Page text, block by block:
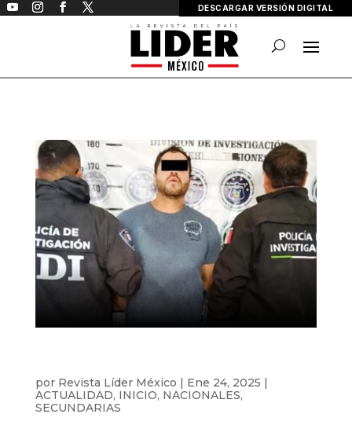
DESCARGAR VERSIÓN DIGITAL
por Revista Líder México | Ene 24, 2025 |
ACTUALIDAD, INICIO, NACIONALES,
SECUNDARIAS